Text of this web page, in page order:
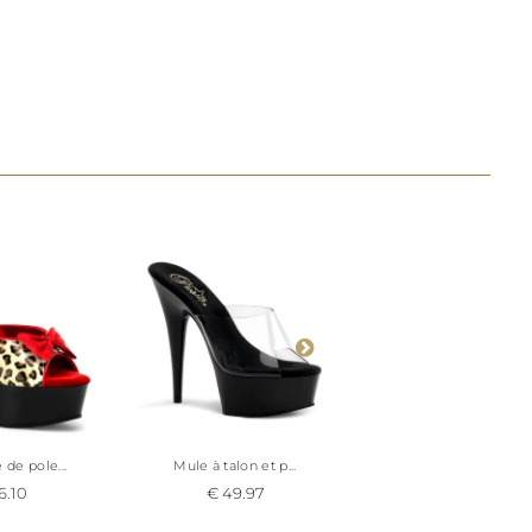
une parfaite
la voûte
qui réduit
attire l'œil sur
de pole... Mule à talon et p...
€ 49.97